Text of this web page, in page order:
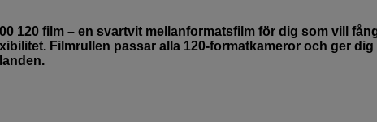
120 film – en svartvit mellanformatsfilm för dig som vill
Filmrullen passar alla 120-formatkameror och ger dig